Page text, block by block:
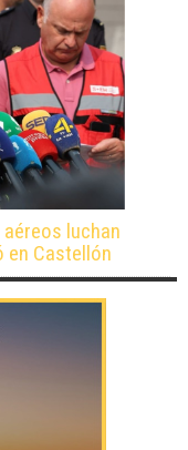
luchan
en Castellón